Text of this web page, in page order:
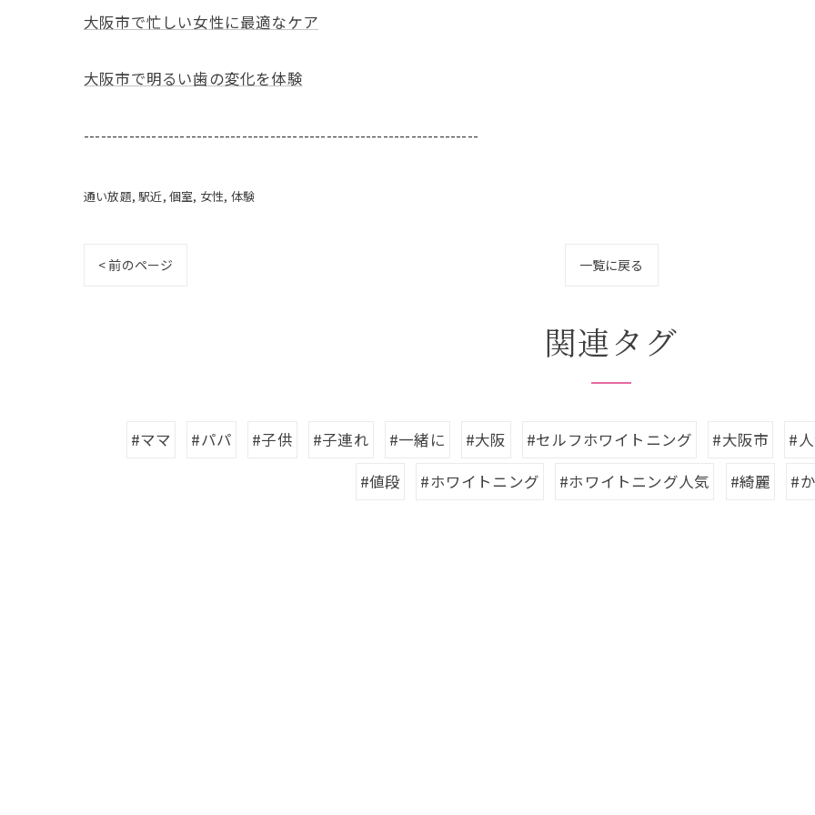
大阪市で忙しい女性に最適なケア
大阪市で明るい歯の変化を体験
----------------------------------------------------------------------
通い放題 駅近 個室 女性 体験
< 前のページ 一覧に戻る
関連タグ
#ママ #パパ #子供 #子連れ #一緒に #大阪 #セルフホワイトニング #大阪市 #
#値段
#ホワイトニング #ホワイトニング人気 #綺麗 #